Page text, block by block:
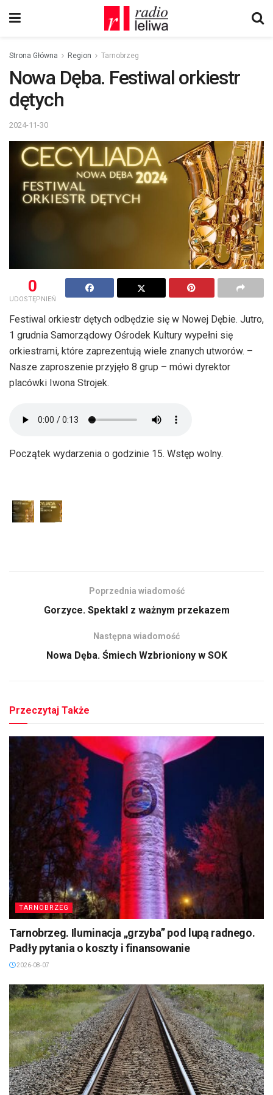
Strona Główna Region Tarnobrzeg
Nowa Dęba. Festiwal orkiestr
dętych
2024-11-30
0
UDOSTĘPNIEŃ
Festiwal orkiestr dętych odbędzie się w Nowej Dębie. Jutro,
1 grudnia Samorządowy Ośrodek Kultury wypełni się
orkiestrami, które zaprezentują wiele znanych utworów. –
Nasze zaproszenie przyjęło 8 grup – mówi dyrektor
placówki Iwona Strojek.
Początek wydarzenia o godzinie 15. Wstęp wolny.
Poprzednia wiadomość
Gorzyce. Spektakl z ważnym przekazem
Następna wiadomość
Nowa Dęba. Śmiech Wzbrioniony w SOK
Przeczytaj Także
TARNOBRZEG
Tarnobrzeg. Iluminacja „grzyba” pod lupą radnego.
Padły pytania o koszty i finansowanie
2026-08-07